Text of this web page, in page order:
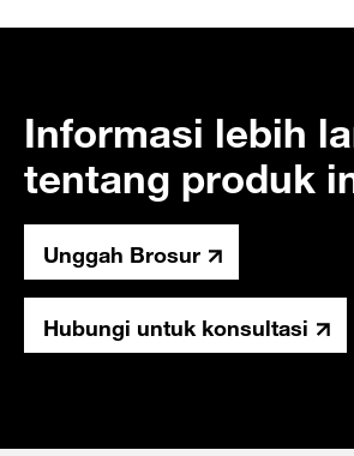
Informasi lebih
tentang produk
Unggah Brosur
Hubungi untuk konsultasi